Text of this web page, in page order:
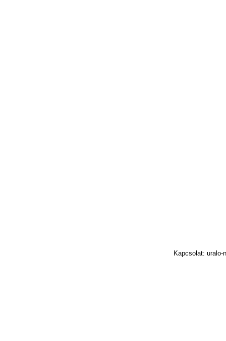
Kapcsolat: uralo-